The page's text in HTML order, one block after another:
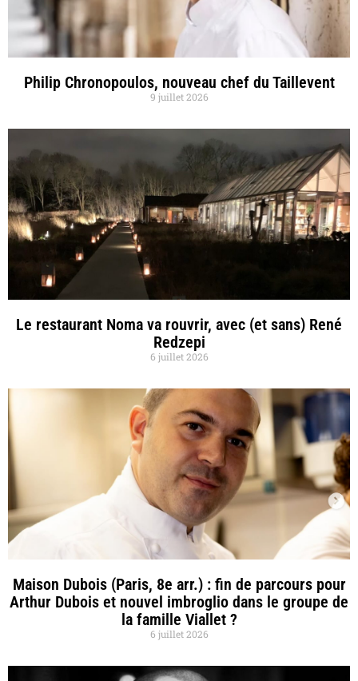
Philip Chronopoulos, nouveau chef du Taillevent
9 juillet 2026
Le restaurant Noma va rouvrir, avec (et sans) René
Redzepi
6 juillet 2026
Maison Dubois (Paris, 8e arr.) : fin de parcours pour
Arthur Dubois et nouvel imbroglio dans le groupe de
la famille Viallet ?
6 juillet 2026